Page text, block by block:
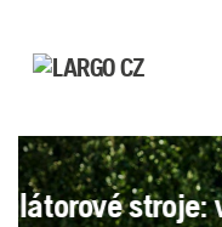
Snadné